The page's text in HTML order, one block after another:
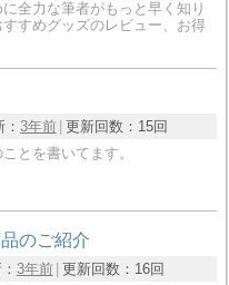
全力な筆者がもっと早く知り
すめグッズのレビュー、お得
3年前 更新回数： 15回
とを書いてます。
のご紹介
3年前 更新回数： 16回